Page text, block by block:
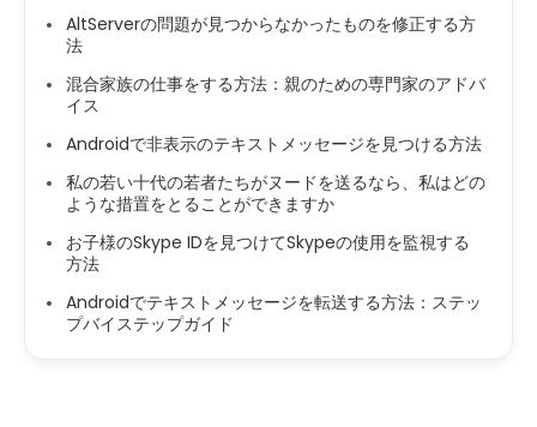
AltServerの問題が見つからなかったものを修正する方
法
混合家族の仕事をする方法：親のための専門家のアドバ
イス
Androidで非表示のテキストメッセージを見つける方法
私の若い十代の若者たちがヌードを送るなら、私はどの
ような措置をとることができますか
お子様のSkype IDを見つけてSkypeの使用を監視する
方法
Androidでテキストメッセージを転送する方法：ステッ
プバイステップガイド